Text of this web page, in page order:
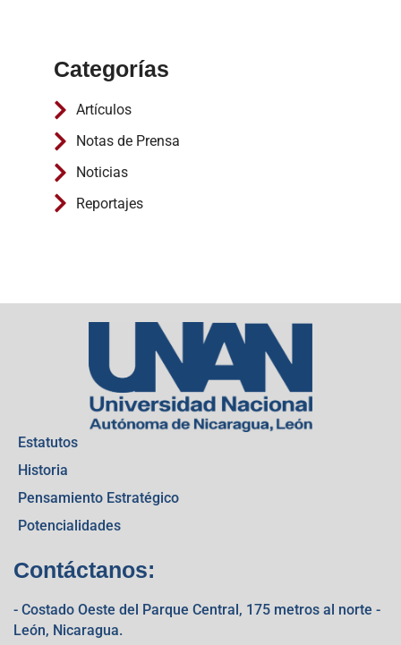
Categorías
Artículos
Notas de Prensa
Noticias
Reportajes
Estatutos
Historia
Pensamiento Estratégico
Potencialidades
Contáctanos:
- Costado Oeste del Parque Central, 175 metros al norte -
León, Nicaragua.